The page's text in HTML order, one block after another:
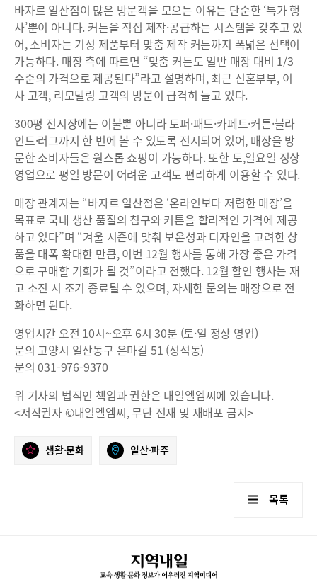
바자르 일산점이 많은 방문객을 모으는 이유는 단순한 ‘특가 행
사’뿐이 아니다. 커튼을 직접 제작·공급하는 시스템을 갖추고 있
어, 소비자는 기성 제품부터 맞춤 제작 커튼까지 폭넓은 선택이
가능하다. 매장 측에 따르면 “맞춤 커튼도 일반 매장 대비 1/3
수준의 가격으로 제공된다”라고 설명하며, 최근 신혼부부, 이
사 고객, 리모델링 고객의 방문이 급격히 늘고 있다.
300평 전시장에는 이불뿐 아니라 토퍼·패드·카페트·커튼·블라
인드·러그까지 한 번에 볼 수 있도록 전시되어 있어, 매장을 방
문한 소비자들은 원스톱 쇼핑이 가능하다. 또한 토,일요일 정상
영업으로 평일 방문이 어려운 고객도 편리하게 이용할 수 있다.
매장 관계자는 “바자르 일산점은 ‘온라인보다 저렴한 매장’을
목표로 국내 생산 품질의 침구와 커튼을 합리적인 가격에 제공
하고 있다”며 “겨울 시즌에 맞춰 보온성과 디자인을 고려한 상
품을 대폭 확대한 만큼, 이번 12월 행사를 통해 가장 좋은 가격
으로 구매할 기회가 될 것”이라고 전했다. 12월 할인 행사는 재
고 소진 시 조기 종료될 수 있으며, 자세한 문의는 매장으로 전
화하면 된다.
영업시간 오전 10시~오후 6시 30분 (토·일 정상 영업)
문의 고양시 일산동구 은마길 51 (성석동)
문의 031-976-9370
위 기사의 법적인 책임과 권한은 내일엘엠씨에 있습니다.
<저작권자 ©내일엘엠씨, 무단 전재 및 재배포 금지>
생활·문화 일산·파주
목록